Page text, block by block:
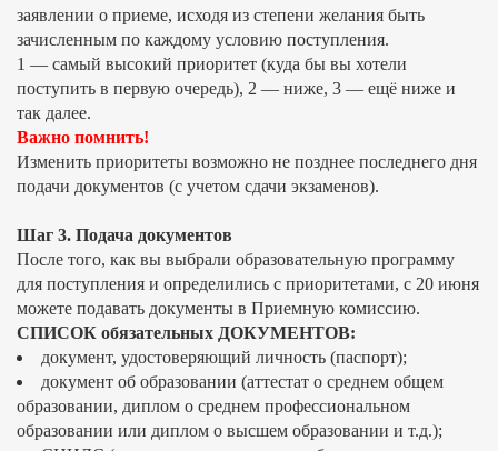
заявлении о приеме, исходя из степени желания быть
зачисленным по каждому условию поступления.
1 — самый высокий приоритет (куда бы вы хотели
поступить в первую очередь), 2 — ниже, 3 — ещё ниже и
так далее.
Важно помнить!
Изменить приоритеты возможно не позднее последнего дня
подачи документов (с учетом сдачи экзаменов).
Шаг 3. Подача документов
После того, как вы выбрали образовательную программу
для поступления и определились с приоритетами, с 20 июня
можете подавать документы в Приемную комиссию.
СПИСОК обязательных ДОКУМЕНТОВ:
документ, удостоверяющий личность (паспорт);
документ об образовании (аттестат о среднем общем
образовании, диплом о среднем профессиональном
образовании или диплом о высшем образовании и т.д.);